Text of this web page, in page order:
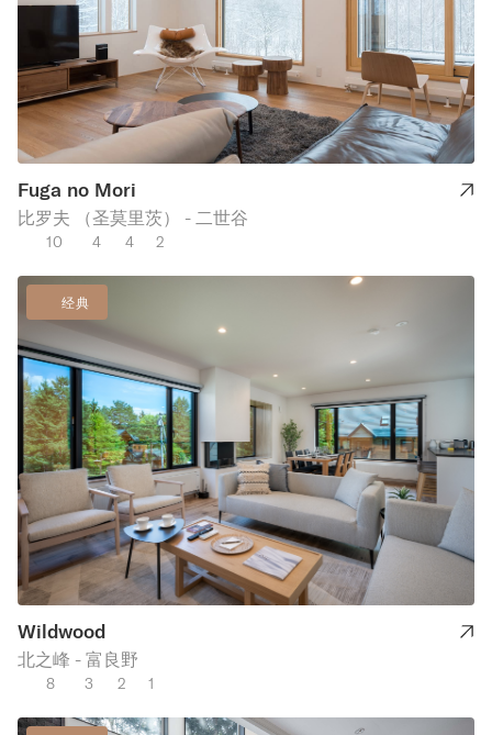
Fuga no Mori
比罗夫 （圣莫里茨） - 二世谷
10 4 4 2
经典
Wildwood
北之峰 - 富良野
8 3 2 1